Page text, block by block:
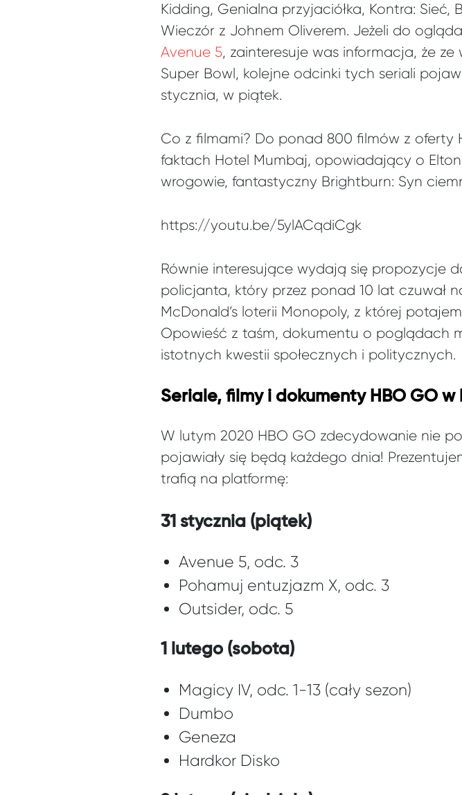
Kidding, Genialna przyjaciółka, Kontra:
Wieczór z Johnem Oliverem. Jeżeli do
Avenue 5, zainteresuje was informacja, że
Super Bowl, kolejne odcinki tych seriali
stycznia, w piątek.
Co z filmami? Do ponad 800 filmów z oferty
faktach Hotel Mumbaj, opowiadający o
wrogowie, fantastyczny Brightburn: Syn
https://youtu.be/5ylACqdiCgk
Równie interesujące wydają się propozycje
policjanta, który przez ponad 10 lat czuwał
McDonald’s loterii Monopoly, z której
Opowieść z taśm, dokumentu o poglądach
istotnych kwestii społecznych i politycznych.
Seriale, filmy i dokumenty HBO GO
W lutym 2020 HBO GO zdecydowanie nie
pojawiały się będą każdego dnia!
trafią na platformę:
31 stycznia (piątek)
Avenue 5, odc. 3
Pohamuj entuzjazm X, odc. 3
Outsider, odc. 5
1 lutego (sobota)
Magicy IV, odc. 1-13 (cały sezon)
Dumbo
Geneza
Hardkor Disko